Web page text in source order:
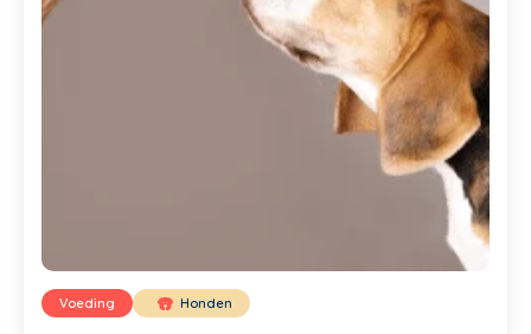
Voeding Honden